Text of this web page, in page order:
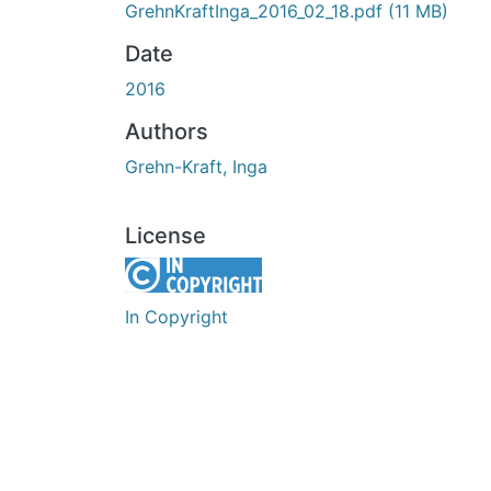
GrehnKraftInga_2016_02_18.pdf (11 MB)
Date
2016
Authors
Grehn-Kraft, Inga
License
In Copyright